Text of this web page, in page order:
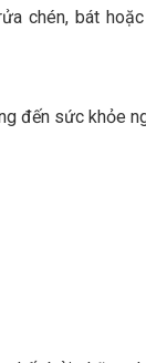
chén, bát
đến sức khỏe